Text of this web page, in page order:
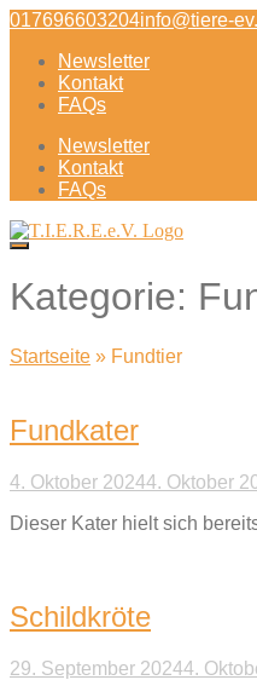
Direkt
Inhalt
017696603204info@tiere-
Newsletter
Kontakt
FAQs
Newsletter
Kontakt
FAQs
Kategorie:
Startseite » Fundtier
Fundkater
4. Oktober 20244. Oktober
Dieser Kater hielt sich
Schildkröte
29. September 20244.